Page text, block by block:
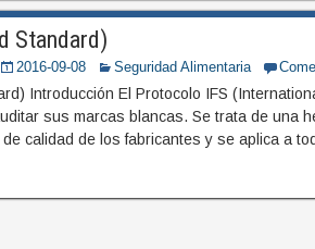
Standard)
2016-09-08 Seguridad Alimentaria
Introducción El Protocolo IFS
sus marcas blancas. Se trata de una
calidad de los fabricantes y se aplica a